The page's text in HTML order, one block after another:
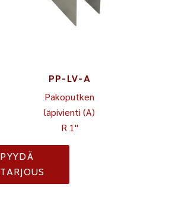
PP-LV-A
Pakoputken
läpivienti (A)
R 1"
PYYDÄ
TARJOUS